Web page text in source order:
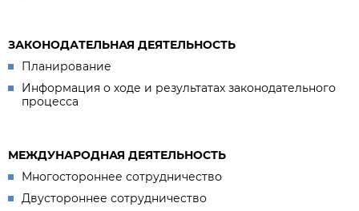
ЗАКОНОДАТЕЛЬНАЯ ДЕЯТЕЛЬНОСТЬ
Планирование
Информация о ходе и результатах законодательного
процесса
МЕЖДУНАРОДНАЯ ДЕЯТЕЛЬНОСТЬ
Многостороннее сотрудничество
Двустороннее сотрудничество